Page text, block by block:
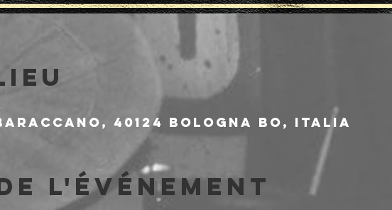
40124 Bologna BO, Italia
l'événement